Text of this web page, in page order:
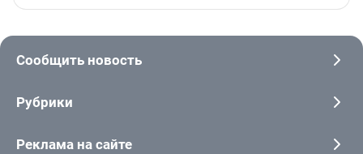
Сообщить новость
Рубрики
Реклама на сайте